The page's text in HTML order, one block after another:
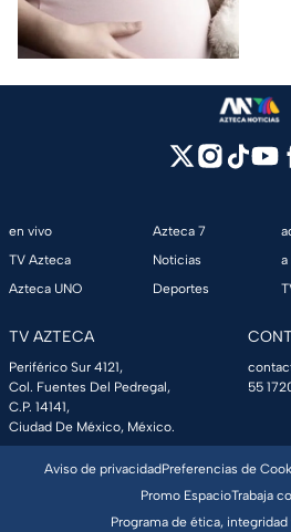
en vivo
TV Azteca
Azteca UNO
Azteca 7
Noticias
Deportes
a
TV AZTECA
Periférico Sur 4121,
Col. Fuentes Del Pedregal,
C.P. 14141,
Ciudad De México, México.
55
Aviso de privacidadPreferencias de
Promo EspacioTrabaja
Programa de ética,